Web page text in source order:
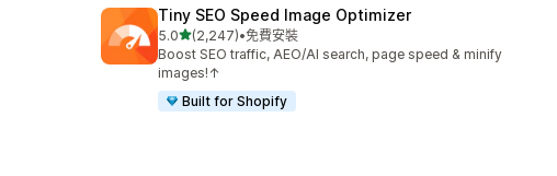
Tiny SEO Speed Image Optimizer
5.0滿分 5 顆星
(2,247)
共有 2247 則評價
•免費安裝
Boost SEO traffic, AEO/AI search, page speed & minify
images!↑
Built for Shopify